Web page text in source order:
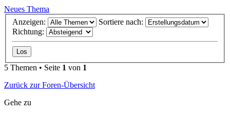
Neues Thema
Anzeigen:
Sortiere nach:
Richtung:
5 Themen • Seite 1 von 1
Zurück zur Foren-Übersicht
Gehe zu